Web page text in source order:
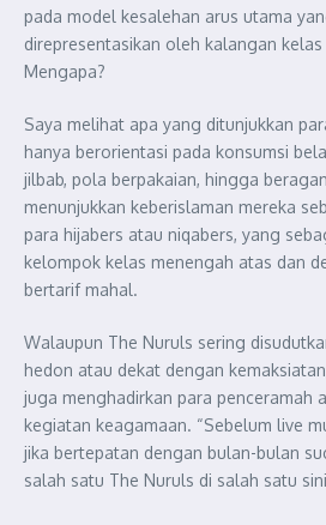
pada model kesalehan arus utama
direpresentasikan oleh kalangan
Mengapa?
Saya melihat apa yang ditunjukkan
hanya berorientasi pada konsumsi
jilbab, pola berpakaian, hingga
menunjukkan keberislaman mereka
para hijabers atau niqabers, yang
kelompok kelas menengah atas dan
bertarif mahal.
Walaupun The Nuruls sering
hedon atau dekat dengan
juga menghadirkan para penceramah
kegiatan keagamaan. “Sebelum live
jika bertepatan dengan bulan-bulan
salah satu The Nuruls di salah satu